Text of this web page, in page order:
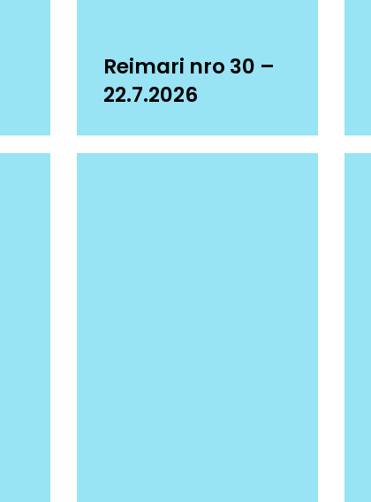
Reimari nro 30 –
22.7.2026